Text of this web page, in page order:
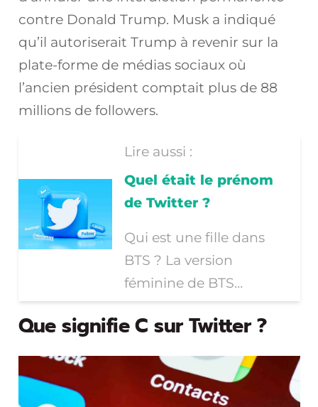
contre Donald Trump. Musk a indiqué
qu’il autoriserait Trump à revenir sur la
plate-forme de médias sociaux où
l’ancien président comptait plus de 88
millions de followers.
Lire aussi :
Quel était le prénom
de Twitter ?
Qui est une fille dans
BTS ? La version
féminine de BTS…
Que signifie C sur Twitter ?